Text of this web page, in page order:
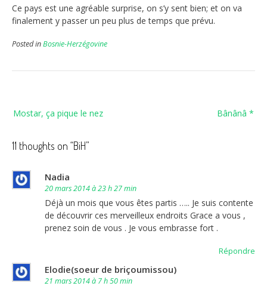
Ce pays est une agréable surprise, on s’y sent bien; et on va
finalement y passer un peu plus de temps que prévu.
Posted inBosnie-Herzégovine
de
l’article
Bânânâ *
Mostar, ça pique le nez
11 thoughts on “BiH”
Nadia
20 mars 2014 à 23 h 27 min
Déjà un mois que vous êtes partis ….. Je suis contente
de découvrir ces merveilleux endroits Grace a vous ,
prenez soin de vous . Je vous embrasse fort .
Répondre
Elodie(soeur de briçoumissou)
21 mars 2014 à 7 h 50 min